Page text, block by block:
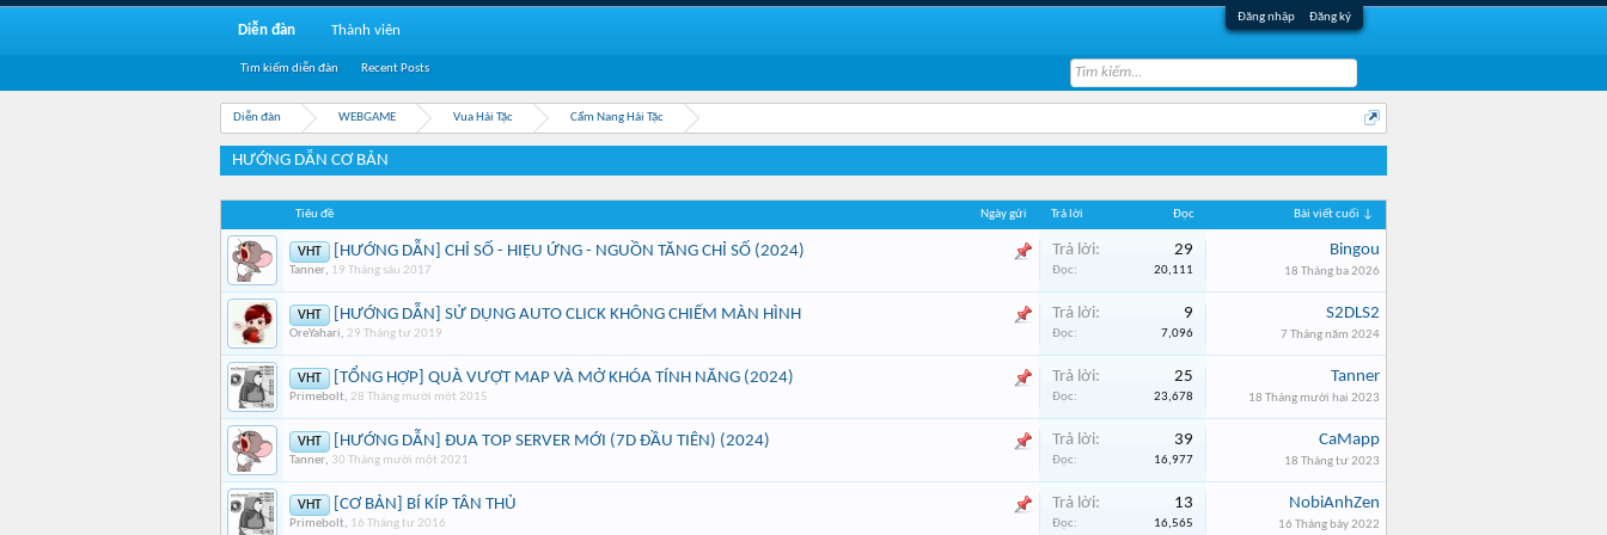
Đăng nhập Đăng ký
Diễn đàn WEBGAME Vua Hải Tặc Cẩm Nang Hải Tặc
HƯỚNG DẪN CƠ BẢN
Tiêu đề Ngày gửi Trả lời Đọc Bài viết cuối ↓
VHT [HƯỚNG DẪN] CHỈ SỐ - HIỆU ỨNG - NGUỒN TĂNG CHỈ SỐ (2024)
Tanner, 19 Tháng sáu 2017
Trả lời: 29
Đọc: 20,111
Bingou
18 Tháng ba 2026
VHT [HƯỚNG DẪN] SỬ DỤNG AUTO CLICK KHÔNG CHIẾM MÀN HÌNH
OreYahari, 29 Tháng tư 2019
Trả lời: 9
Đọc: 7,096
S2DLS2
7 Tháng năm 2024
VHT [TỔNG HỢP] QUÀ VƯỢT MAP VÀ MỞ KHÓA TÍNH NĂNG (2024)
Primebolt, 28 Tháng mười một 2015
Trả lời: 25
Đọc: 23,678
Tanner
18 Tháng mười hai 2023
VHT [HƯỚNG DẪN] ĐUA TOP SERVER MỚI (7D ĐẦU TIÊN) (2024)
Tanner, 30 Tháng mười một 2021
Trả lời: 39
Đọc: 16,977
CaMapp
18 Tháng tư 2023
VHT [CƠ BẢN] BÍ KÍP TÂN THỦ
Primebolt, 16 Tháng tư 2016
Trả lời: 13
Đọc: 16,565
NobiAnhZen
16 Tháng bảy 2022
Diễn đàn
Tìm kiếm diễn đàn Recent Posts
Thành viên